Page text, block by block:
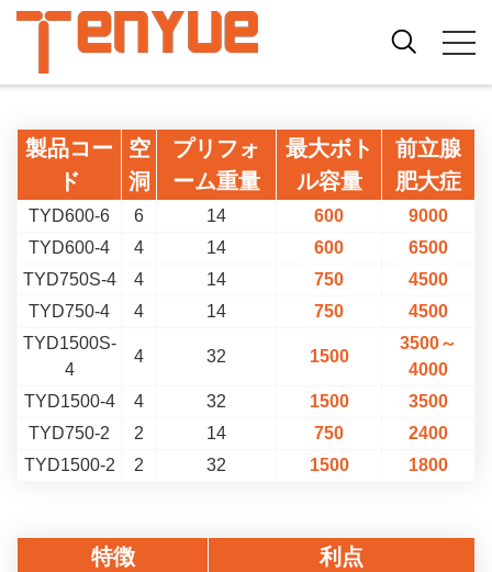
製品コー
ド
空
洞
プリフォ
ーム重量
最大ボト
ル容量
前立腺
肥大症
TYD600-6 6 14 600
9000
TYD600-4
4 14 600
6500
TYD750S-4
4 14 750
4500
TYD750-4
4 14 750
4500
TYD1500S-
4
4 32 1500
3500～
4000
TYD1500-4
4 32 1500
3500
TYD750-2
2 14 750
2400
TYD1500-2
2 32 1500 1800
特徴 利点